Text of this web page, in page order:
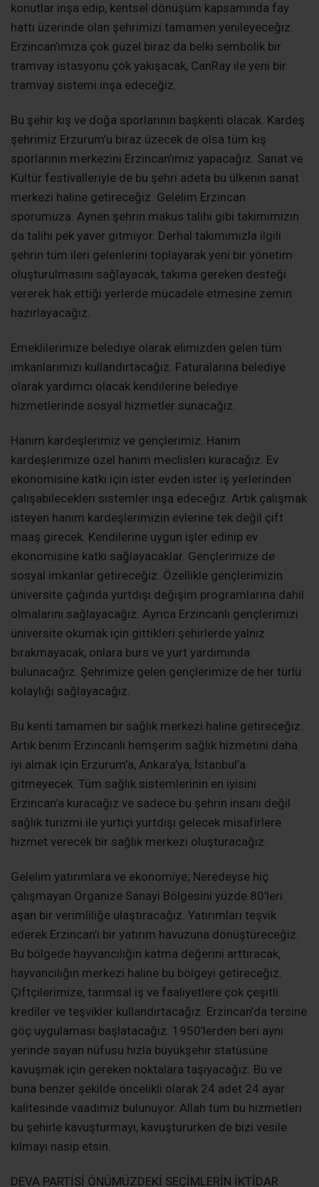
konutlar inşa edip, kentsel dönüşüm kapsamında fay
hattı üzerinde olan şehrimizi tamamen yenileyeceğiz.
Erzincan’ımıza çok güzel biraz da belki sembolik bir
tramvay istasyonu çok yakışacak, CanRay ile yeni bir
tramvay sistemi inşa edeceğiz.
Bu şehir kış ve doğa sporlarının başkenti olacak. Kardeş
şehrimiz Erzurum’u biraz üzecek de olsa tüm kış
sporlarının merkezini Erzincan’ımız yapacağız. Sanat ve
Kültür festivalleriyle de bu şehri adeta bu ülkenin sanat
merkezi haline getireceğiz. Gelelim Erzincan
sporumuza. Aynen şehrin makus talihi gibi takımımızın
da talihi pek yaver gitmiyor. Derhal takımımızla ilgili
şehrin tüm ileri gelenlerini toplayarak yeni bir yönetim
oluşturulmasını sağlayacak, takıma gereken desteği
vererek hak ettiği yerlerde mücadele etmesine zemin
hazırlayacağız.
Emeklilerimize belediye olarak elimizden gelen tüm
imkanlarımızı kullandırtacağız. Faturalarına belediye
olarak yardımcı olacak kendilerine belediye
hizmetlerinde sosyal hizmetler sunacağız.
Hanım kardeşlerimiz ve gençlerimiz. Hanım
kardeşlerimize özel hanım meclisleri kuracağız. Ev
ekonomisine katkı için ister evden ister iş yerlerinden
çalışabilecekleri sistemler inşa edeceğiz. Artık çalışmak
isteyen hanım kardeşlerimizin evlerine tek değil çift
maaş girecek. Kendilerine uygun işler edinip ev
ekonomisine katkı sağlayacaklar. Gençlerimize de
sosyal imkanlar getireceğiz. Özellikle gençlerimizin
üniversite çağında yurtdışı değişim programlarına dahil
olmalarını sağlayacağız. Ayrıca Erzincanlı gençlerimizi
üniversite okumak için gittikleri şehirlerde yalnız
bırakmayacak, onlara burs ve yurt yardımında
bulunacağız. Şehrimize gelen gençlerimize de her türlü
kolaylığı sağlayacağız.
Bu kenti tamamen bir sağlık merkezi haline getireceğiz.
Artık benim Erzincanlı hemşerim sağlık hizmetini daha
iyi almak için Erzurum’a, Ankara’ya, İstanbul’a
gitmeyecek. Tüm sağlık sistemlerinin en iyisini
Erzincan’a kuracağız ve sadece bu şehrin insanı değil
sağlık turizmi ile yurtiçi yurtdışı gelecek misafirlere
hizmet verecek bir sağlık merkezi oluşturacağız.
Gelelim yatırımlara ve ekonomiye; Neredeyse hiç
çalışmayan Organize Sanayi Bölgesini yüzde 80’leri
aşan bir verimliliğe ulaştıracağız. Yatırımları teşvik
ederek Erzincan’ı bir yatırım havuzuna dönüştüreceğiz.
Bu bölgede hayvancılığın katma değerini arttıracak,
hayvancılığın merkezi haline bu bölgeyi getireceğiz.
Çiftçilerimize, tarımsal iş ve faaliyetlere çok çeşitli
krediler ve teşvikler kullandırtacağız. Erzincan’da tersine
göç uygulaması başlatacağız. 1950’lerden beri aynı
yerinde sayan nüfusu hızla büyükşehir statüsüne
kavuşmak için gereken noktalara taşıyacağız. Bu ve
buna benzer şekilde öncelikli olarak 24 adet 24 ayar
kalitesinde vaadimiz bulunuyor. Allah tüm bu hizmetleri
bu şehirle kavuşturmayı, kavuştururken de bizi vesile
kılmayı nasip etsin.
DEVA PARTİSİ ÖNÜMÜZDEKİ SEÇİMLERİN İKTİDAR